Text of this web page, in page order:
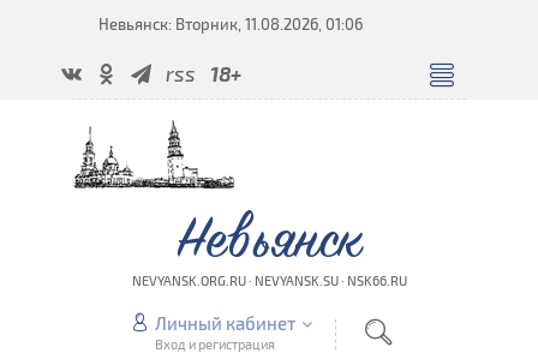
Невьянск: Вторник, 11.08.2026, 01:06
rss 18+
Невьянск
NEVYANSK.ORG.RU · NEVYANSK.SU · NSK66.RU
Личный кабинет
Вход и регистрация